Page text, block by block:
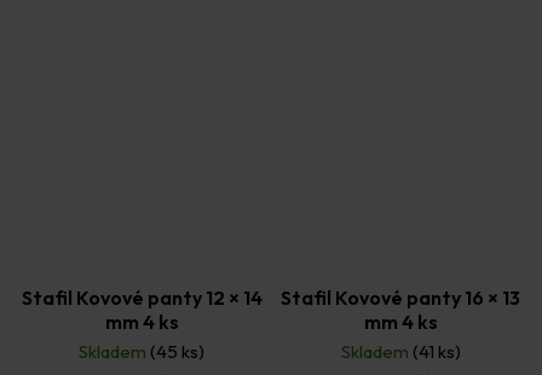
Stafil Kovové panty 12 × 14
mm 4 ks
Skladem (45 ks)
Stafil Kovové panty 16 × 13
mm 4 ks
Skladem (41 ks)